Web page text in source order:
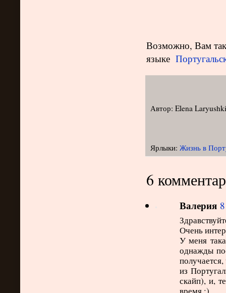
Возможно, Вам
языке
Автор: Elena
Ярлыки: Жизнь в
6
Валерия
Очень
У меня
однажды
из
скайп), и,
время :)